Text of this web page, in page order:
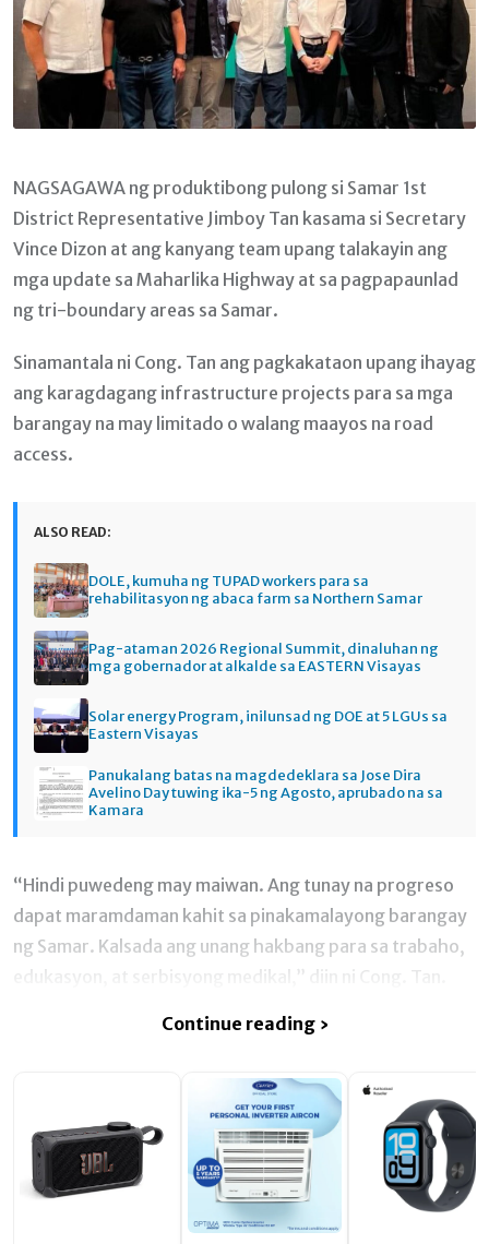
NAGSAGAWA ng produktibong pulong si Samar 1st
District Representative Jimboy Tan kasama si Secretary
Vince Dizon at ang kanyang team upang talakayin ang
mga update sa Maharlika Highway at sa pagpapaunlad
ng tri-boundary areas sa Samar.
Sinamantala ni Cong. Tan ang pagkakataon upang ihayag
ang karagdagang infrastructure projects para sa mga
barangay na may limitado o walang maayos na road
access.
ALSO READ:
DOLE, kumuha ng TUPAD workers para sa
rehabilitasyon ng abaca farm sa Northern Samar
Pag-ataman 2026 Regional Summit, dinaluhan ng
mga gobernador at alkalde sa EASTERN Visayas
Solar energy Program, inilunsad ng DOE at 5 LGUs sa
Eastern Visayas
Panukalang batas na magdedeklara sa Jose Dira
Avelino Day tuwing ika-5 ng Agosto, aprubado na sa
Kamara
“Hindi puwedeng may maiwan. Ang tunay na progreso
dapat maramdaman kahit sa pinakamalayong barangay
ng Samar. Kalsada ang unang hakbang para sa trabaho,
edukasyon, at serbisyong medikal,” diin ni Cong. Tan.
Continue reading ›